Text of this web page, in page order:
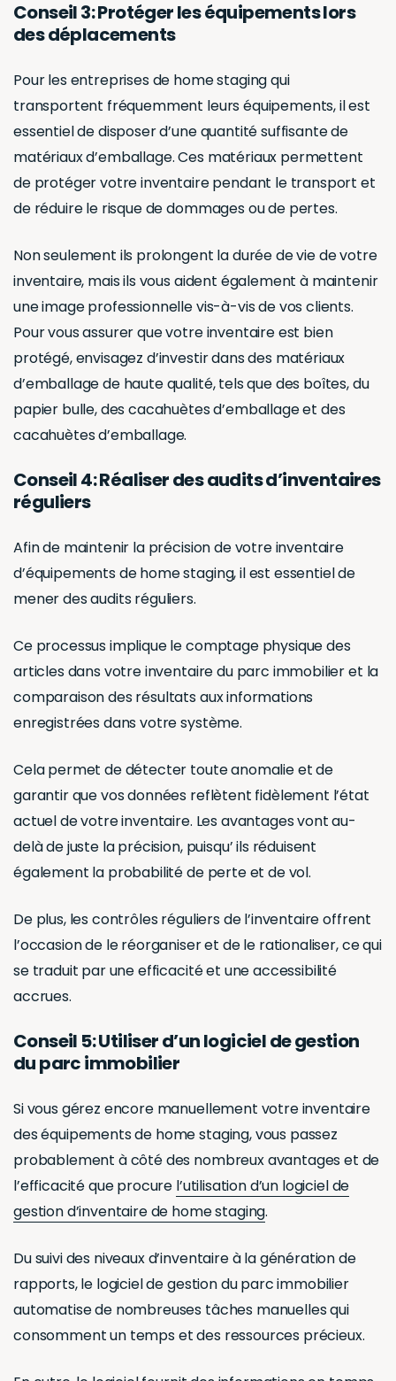
transportent fréquemment leurs équipements, il est
essentiel de disposer d’une quantité suffisante de
de protéger votre inventaire pendant le transport et
de réduire le risque de dommages ou de pertes.
Non seulement ils prolongent la durée de vie de votre
inventaire, mais ils vous aident également à maintenir
une image professionnelle vis-à-vis de vos clients.
protégé, envisagez d’investir dans des matériaux
d’emballage de haute qualité, tels que des boîtes, du
papier bulle, des cacahuètes d’emballage et des
cacahuètes d’emballage.
Conseil 4: Réaliser des audits d’inventaires
réguliers
Afin de maintenir la précision de votre inventaire
d’équipements de home staging, il est essentiel de
mener des audits réguliers.
Ce processus implique le comptage physique des
articles dans votre inventaire du parc immobilier et la
comparaison des résultats aux informations
Cela permet de détecter toute anomalie et de
garantir que vos données reflètent fidèlement l’état
actuel de votre inventaire. Les avantages vont au-
également la probabilité de perte et de vol.
De plus, les contrôles réguliers de l’inventaire offrent
l’occasion de le réorganiser et de le rationaliser, ce qui
se traduit par une efficacité et une accessibilité
Conseil 5: Utiliser d’un logiciel de gestion
du parc immobilier
des équipements de home staging, vous passez
probablement à côté des nombreux avantages et de
gestion d’inventaire de home staging.
Du suivi des niveaux d’inventaire à la génération de
rapports, le logiciel de gestion du parc immobilier
automatise de nombreuses tâches manuelles qui
En outre, le logiciel fournit des informations en temps
réel sur votre inventaire, ce qui vous permet de
prendre des décisions éclairées pour améliorer